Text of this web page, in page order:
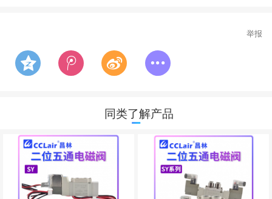
举报
同类了解产品